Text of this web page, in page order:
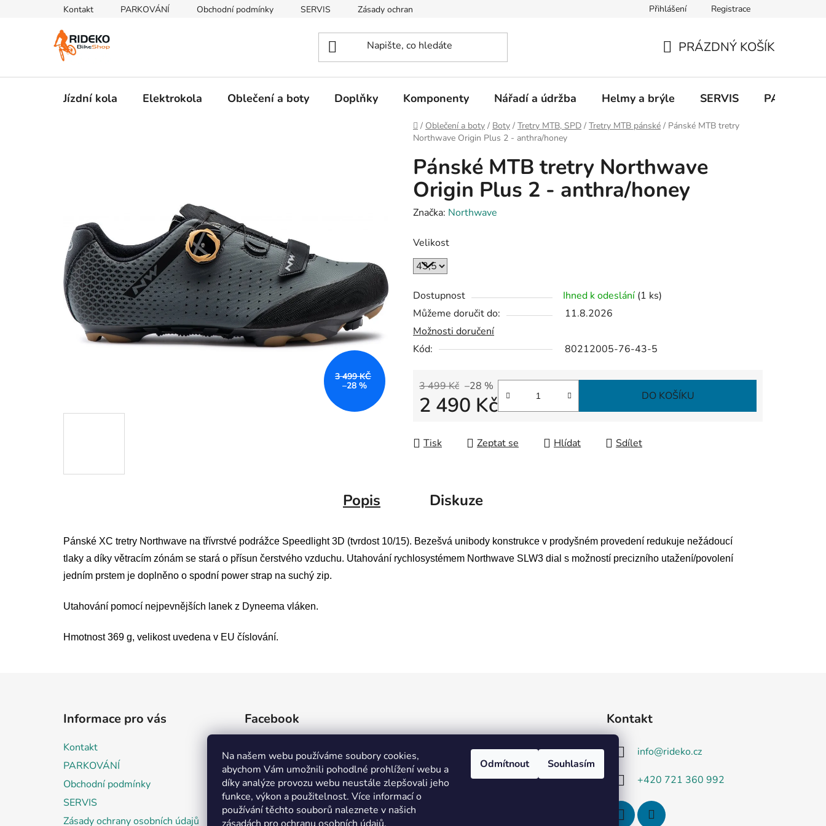
Na našem webu používáme soubory cookies,
abychom Vám umožnili pohodlné prohlížení webu a
díky analýze provozu webu neustále zlepšovali jeho
funkce, výkon a použitelnost. Více informací o
používání těchto souborů naleznete v našich
Odmítnout Souhlasím
Kontakt PARKOVÁNÍ Obchodní podmínky SERVIS Zásady ochrany osobních údajů Přihlášení Registrace
KOŠÍK
PRÁZDNÝ KOŠÍK
Jízdní kola Elektrokola Oblečení a boty Doplňky Komponenty Nářadí a údržba Helmy a brýle SERVIS
Domů
/ Oblečení a boty / Boty / Tretry MTB, SPD / Tretry MTB pánské / Pánské MTB tretry
Northwave Origin Plus 2 - anthra/honey
Pánské MTB tretry Northwave
Origin Plus 2 - anthra/honey
Značka: Northwave
Velikost
Dostupnost Ihned k odeslání (1 ks)
Můžeme doručit do:
11.8.2026
Možnosti doručení
Kód:
80212005-76-43-5
3 499 Kč –28 %
2 490 Kč DO KOŠÍKU
Tisk Zeptat se Hlídat Sdílet
3 499 KČ
–28 %
Popis Diskuze
Pánské XC tretry Northwave na třívrstvé podrážce Speedlight 3D (tvrdost 10/15). Bezešvá unibody konstrukce v prodyšném provedení redukuje nežádoucí
tlaky a díky větracím zónám se stará o přísun čerstvého vzduchu. Utahování rychlosystémem Northwave SLW3 dial s možností precizního utažení/povolení
jedním prstem je doplněno o spodní power strap na suchý zip.
Utahování pomocí nejpevnějších lanek z Dyneema vláken.
Hmotnost 369 g, velikost uvedena v EU číslování.
Informace pro vás
Kontakt
PARKOVÁNÍ
Obchodní podmínky
SERVIS
Zásady ochrany osobních údajů
Facebook Kontakt
info@rideko.cz
+420 721 360 992